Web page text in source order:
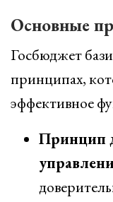
Основные
Госбюджет
принципах,
эффективное
Принцип